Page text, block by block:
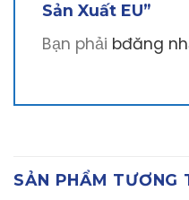
Sản Xuất EU”
Bạn phải bđăng
SẢN PHẨM TƯƠNG